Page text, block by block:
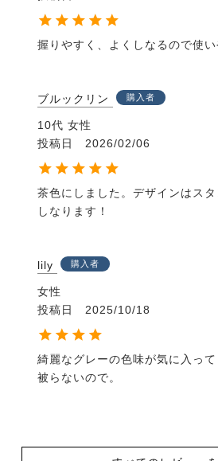
ブルックリン 購入者
10代 女性
投稿日
2026/02/06
茶色にしました。デザインはス
しなります！
lily 購入者
女性
投稿日
2025/10/18
綺麗なグレーの色味が気に入っ
被らないので。